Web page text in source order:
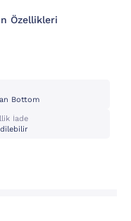
Özellikleri
Bottom
İade